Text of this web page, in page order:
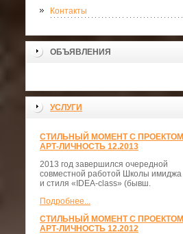
Контакты
ОБЪЯВЛЕНИЯ
УСЛУГИ
СТИЛЬНЫЙ МОМЕНТ С ПРОЕКТОМ
АРТ-ЛИЧНОСТЬ 12.2013
2013 год завершился очередной
совместной работой Школы имиджа
и стиля «IDEA-class» (бывш.
Подробнее...
СТИЛЬНЫЙ МОМЕНТ С ПРОЕКТОМ
АРТ-ЛИЧНОСТЬ 12.2012